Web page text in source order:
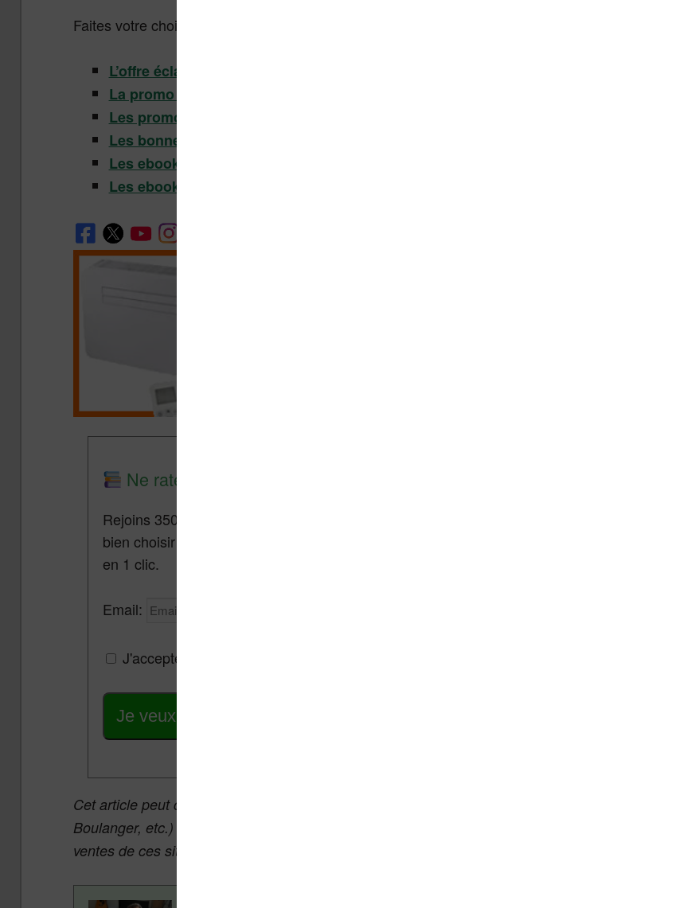
Faites votre choix donc :
L’offre éclair Kindle
La promo du mois Kindle
Les promotions et petits prix Kindle
Les bonnes affaires ebooks Fnac
Les ebooks gratuits de Cultura
Les ebooks Cultura
Ne rate plus aucune promo liseuse !
Rejoins 3500 lecteurs qui reçoivent chaque mois les meilleures promos + conseils pour
bien choisir et utiliser leur liseuse.
en 1 clic.
Email:
J'accepte de recevoir des mises à jour et des promotions par e-mail.
Je veux les meilleures promos
Cet article peut contenir des liens affiliés vers les sites partenaires du site (Amazon, Fnac, Cultura,
Boulanger, etc.) qui permettent aux auteurs du site de toucher une petite commission sur les
ventes de ces sites sans coût supplémentaire pour vous.